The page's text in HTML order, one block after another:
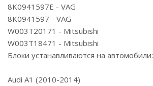
8K0941597E - VAG
8K0941597 - VAG
W003T20171 - Mitsubishi
W003T18471 - Mitsubishi
Блоки устанавливаются на автомобили:
Audi A1 (2010-2014)